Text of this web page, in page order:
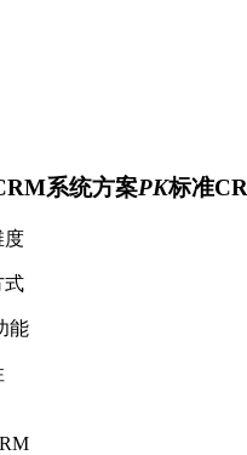
系统方案PK标准
度
式
能